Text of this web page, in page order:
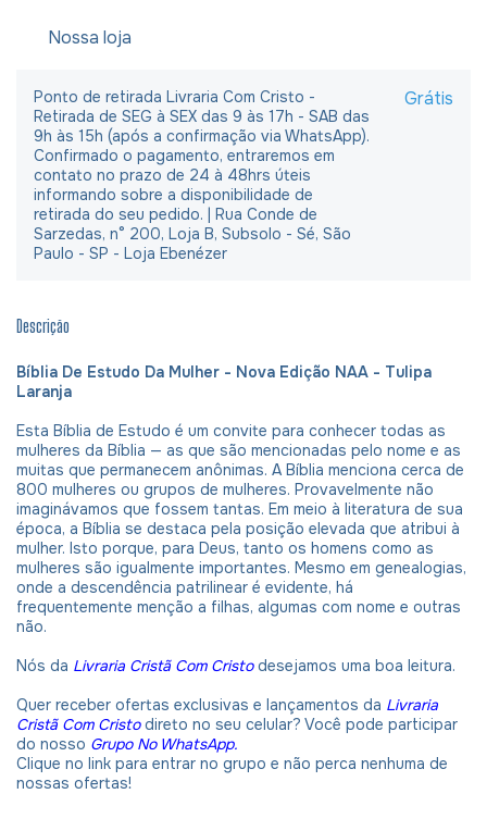
Nossa loja
Ponto de retirada Livraria Com Cristo -
Retirada de SEG à SEX das 9 às 17h - SAB das
9h às 15h (após a confirmação via WhatsApp).
Confirmado o pagamento, entraremos em
contato no prazo de 24 à 48hrs úteis
informando sobre a disponibilidade de
retirada do seu pedido. | Rua Conde de
Sarzedas, n° 200, Loja B, Subsolo - Sé, São
Paulo - SP - Loja Ebenézer
Grátis
Descrição
Bíblia De Estudo Da Mulher - Nova Edição NAA - Tulipa
Laranja
Esta Bíblia de Estudo é um convite para conhecer todas as
mulheres da Bíblia — as que são mencionadas pelo nome e as
muitas que permanecem anônimas. A Bíblia menciona cerca de
800 mulheres ou grupos de mulheres. Provavelmente não
imaginávamos que fossem tantas. Em meio à literatura de sua
época, a Bíblia se destaca pela posição elevada que atribui à
mulher. Isto porque, para Deus, tanto os homens como as
mulheres são igualmente importantes. Mesmo em genealogias,
onde a descendência patrilinear é evidente, há
frequentemente menção a filhas, algumas com nome e outras
não.
Nós da Livraria Cristã Com Cristo desejamos uma boa leitura.
Quer receber ofertas exclusivas e lançamentos da Livraria
Cristã Com Cristodireto no seu celular? Você pode participar
do nosso Grupo No WhatsApp.
Clique no link para entrar no grupo e não perca nenhuma de
nossas ofertas!